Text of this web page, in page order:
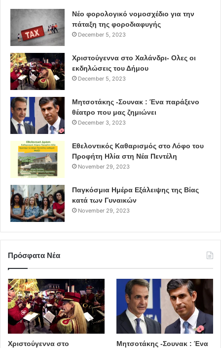
Νέο φορολογικό νομοσχέδιο για την
πάταξη της φοροδιαφυγής
December 5, 2023
Χριστούγεννα στο Χαλάνδρι- Ολες οι
εκδηλώσεις του Δήμου
December 5, 2023
Μητσοτάκης -Σουνακ : Ένα παράξενο
θέατρο που μας ζημιώνει
December 3, 2023
Εθελοντικός Καθαρισμός στο Λόφο του
Προφήτη Ηλία στη Νέα Πεντέλη
November 29, 2023
Παγκόσμια Ημέρα Εξάλειψης της Βίας
κατά των Γυναικών
November 29, 2023
Πρόσφατα Νέα
Χριστούγεννα στο
Μητσοτάκης -Σουνακ : Ένα